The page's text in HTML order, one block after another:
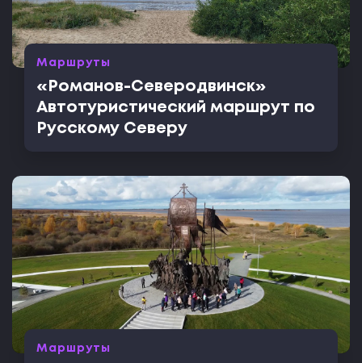
Маршруты
«Романов-Северодвинск»
Автотуристический маршрут по
Русскому Северу
Маршруты